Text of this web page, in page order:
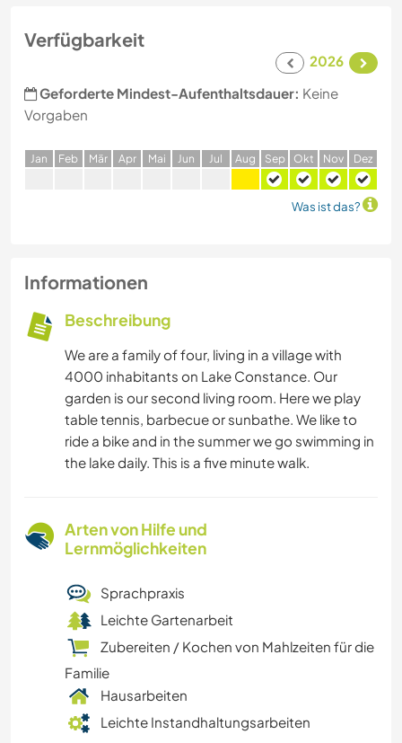
Verfügbarkeit
2026
Geforderte Mindest-Aufenthaltsdauer: Keine
Vorgaben
Jan Feb Mär Apr Mai Jun Jul Aug Sep Okt Nov Dez
Was ist das?
Informationen
Beschreibung
We are a family of four, living in a village with
4000 inhabitants on Lake Constance. Our
garden is our second living room. Here we play
table tennis, barbecue or sunbathe. We like to
ride a bike and in the summer we go swimming in
the lake daily. This is a five minute walk.
Arten von Hilfe und
Lernmöglichkeiten
Sprachpraxis
Leichte Gartenarbeit
Zubereiten / Kochen von Mahlzeiten für die
Familie
Hausarbeiten
Leichte Instandhaltungsarbeiten